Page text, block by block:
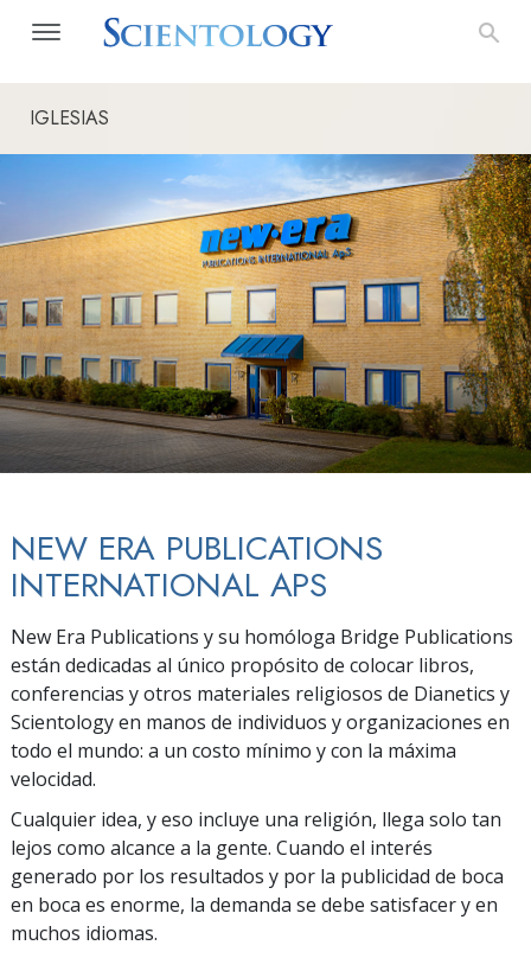
IGLESIAS
NEW ERA PUBLICATIONS
INTERNATIONAL APS
New Era Publications y su homóloga Bridge Publications
están dedicadas al único propósito de colocar libros,
conferencias y otros materiales religiosos de Dianetics y
Scientology en manos de individuos y organizaciones en
todo el mundo: a un costo mínimo y con la máxima
velocidad.
Cualquier idea, y eso incluye una religión, llega solo tan
lejos como alcance a la gente. Cuando el interés
generado por los resultados y por la publicidad de boca
en boca es enorme, la demanda se debe satisfacer y en
muchos idiomas.